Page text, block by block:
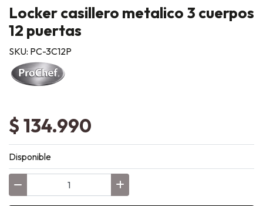
Locker casillero metalico 3 cuerpos
12 puertas
SKU: PC-3C12P
$ 134.990
Disponible